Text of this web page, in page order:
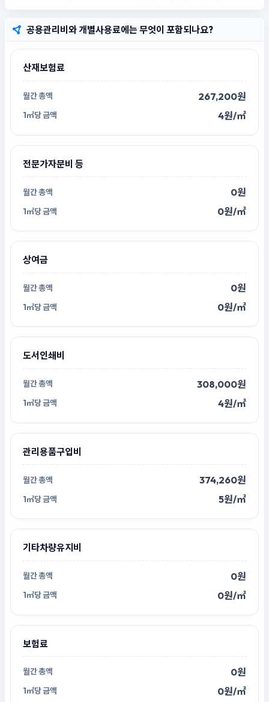
공용관리비와 개별사용료에는 무엇이 포함되나요?
산재보험료
267,200원
4원/㎡
전문가자문비 등
0원
0원/㎡
상여금
0원
0원/㎡
도서인쇄비
308,000원
4원/㎡
관리용품구입비
374,260원
5원/㎡
기타차량유지비
0원
0원/㎡
보험료
0원
0원/㎡